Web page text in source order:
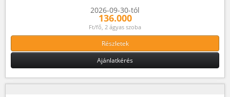
2026-09-30-tól
136.000
Ft/fő, 2 ágyas szoba
Részletek
Ajánlatkérés